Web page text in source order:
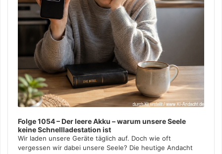
Folge 1054 – Der leere Akku – warum unsere Seele
keine Schnellladestation ist
Wir laden unsere Geräte täglich auf. Doch wie oft
vergessen wir dabei unsere Seele? Die heutige Andacht